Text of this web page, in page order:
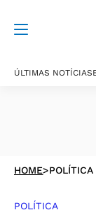
ÚLTIMAS NOTÍCIAS
HOME>POLÍTICA
POLÍTICA